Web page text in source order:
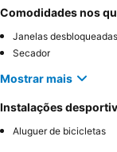
Comodidades nos
Janelas desbloqueadas
Secador
Mostrar mais
Instalações
Aluguer de bicicletas